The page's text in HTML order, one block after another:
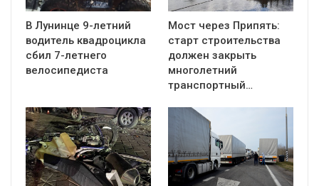
В Лунинце 9-летний
водитель квадроцикла
сбил 7-летнего
велосипедиста
Мост через Припять:
старт строительства
должен закрыть
многолетний
транспортный…